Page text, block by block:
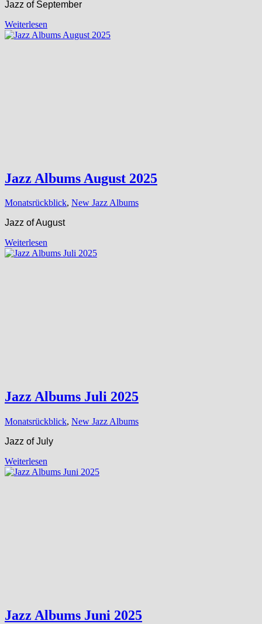
Jazz of September
Weiterlesen
Jazz Albums August 2025
Monatsrückblick, New Jazz Albums
Jazz of August
Weiterlesen
Jazz Albums Juli 2025
Monatsrückblick, New Jazz Albums
Jazz of July
Weiterlesen
Jazz Albums Juni 2025